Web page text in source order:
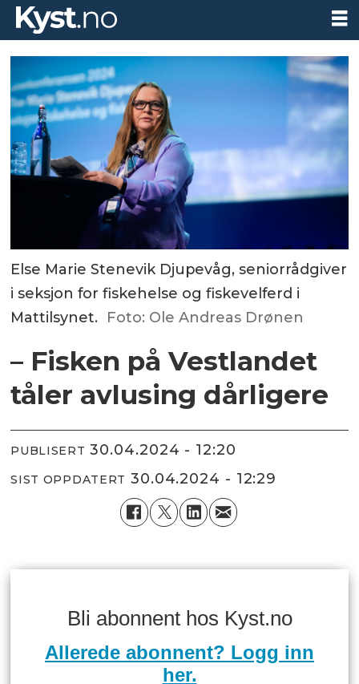
Else Marie Stenevik Djupevåg, seniorrådgiver
i seksjon for fiskehelse og fiskevelferd i
Mattilsynet. Foto: Ole Andreas Drønen
– Fisken på Vestlandet
tåler avlusing dårligere
PUBLISERT 30.04.2024 - 12:20
SIST OPPDATERT 30.04.2024 - 12:29
Bli abonnent hos Kyst.no
Allerede abonnent? Logg inn
her.